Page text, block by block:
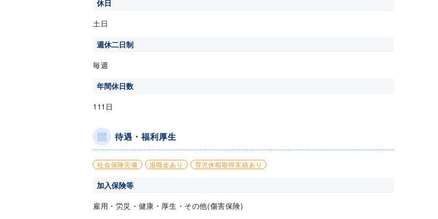
休日
土日
週休二日制
毎週
年間休日数
111日
待遇・福利厚生
社会保険完備 退職金あり 育児休暇取得実績あり
加入保険等
雇用・労災・健康・厚生・その他(傷害保険)